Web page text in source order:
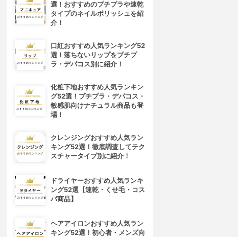
選！おすすめのプチプラや速乾
タイプのネイルポリッシュを紹
介！
口紅おすすめ人気ランキング52
選！落ちないリップをプチプ
ラ・デパコス別に紹介！
化粧下地おすすめ人気ランキン
グ52選！プチプラ・デパコス・
敏感肌向けナチュラル商品も登
場！
クレンジングおすすめ人気ラン
キング52選！徹底調査してテク
スチャータイプ別に紹介！
ドライヤーおすすめ人気ランキ
ング52選【速乾・くせ毛・コス
パ商品】
ヘアアイロンおすすめ人気ラン
キング52選！初心者・メンズ向